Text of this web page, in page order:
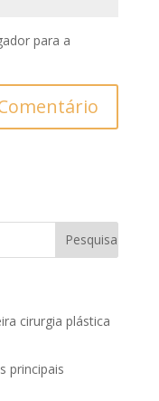
para a
cirurgia plástica
principais